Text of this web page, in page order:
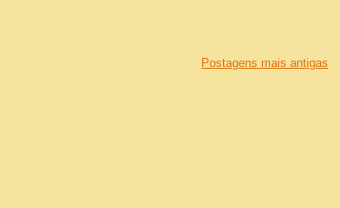
Postagens mais antigas